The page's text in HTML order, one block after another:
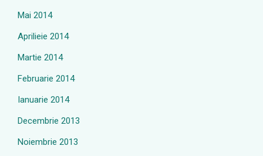
Mai 2014
Aprilieie 2014
Martie 2014
Februarie 2014
Ianuarie 2014
Decembrie 2013
Noiembrie 2013